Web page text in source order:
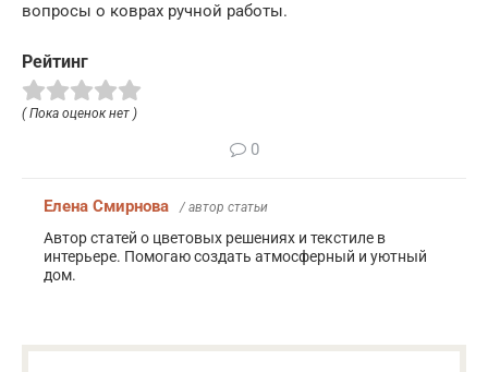
вопросы о коврах ручной работы.
Рейтинг
( Пока оценок нет )
0
Елена Смирнова / автор статьи
Автор статей о цветовых решениях и текстиле в
интерьере. Помогаю создать атмосферный и уютный
дом.